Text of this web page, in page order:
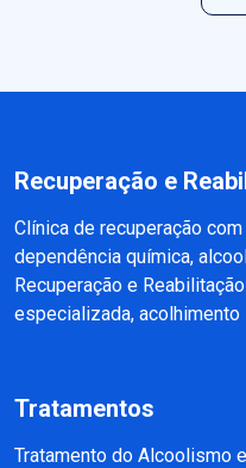
Recuperação e
Clínica de recuperação
dependência química,
Recuperação e
especializada,
Tratamentos
Tratamento do Alcoolismo